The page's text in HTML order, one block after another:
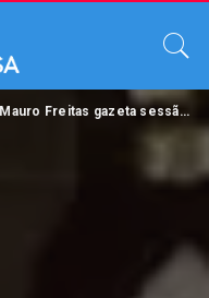
Mauro Freitas gazeta sessão na CMB pra reunir com o derrotado Márcio Miranda.